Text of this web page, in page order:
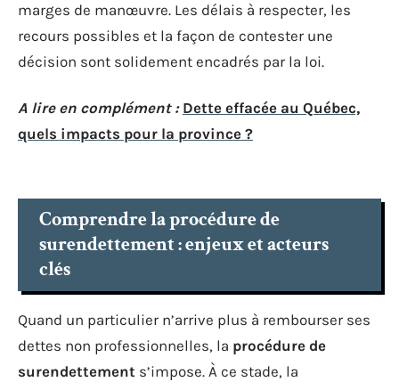
marges de manœuvre. Les délais à respecter, les
recours possibles et la façon de contester une
décision sont solidement encadrés par la loi.
A lire en complément : Dette effacée au Québec,
quels impacts pour la province ?
Comprendre la procédure de
surendettement : enjeux et acteurs
clés
Quand un particulier n’arrive plus à rembourser ses
dettes non professionnelles, la procédure de
surendettement s’impose. À ce stade, la